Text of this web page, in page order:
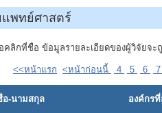
พทย์ศาสตร์
คลิกที่ชื่อ ข้อมูลรายละเอียดของผู้วิจัยจะ
<<หน้าแรก <หน้าก่อนนี้ 4 5 6
อ-นามสกุล องค์กร